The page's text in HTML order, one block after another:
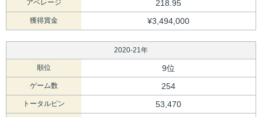
アベレージ 218.95
獲得賞金 ¥3,494,000
2020-21年
順位 9位
ゲーム数 254
トータルピン 53,470